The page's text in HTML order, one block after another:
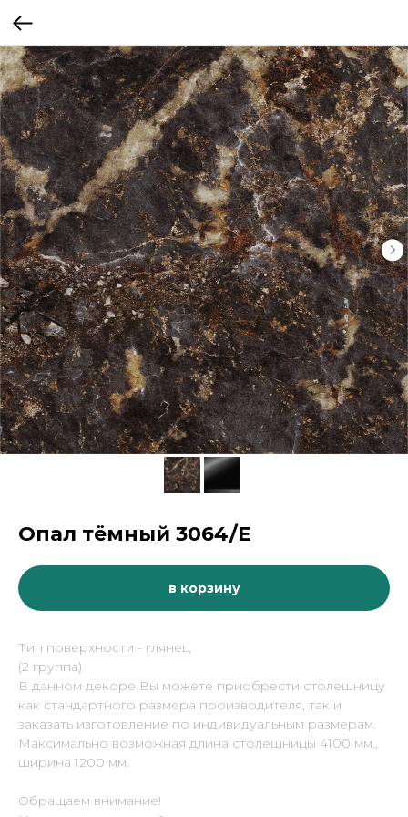
Опал тёмный 3064/Е
в корзину
Тип поверхности - глянец
(2 группа)
В данном декоре Вы можете приобрести столешницу
как стандартного размера производителя, так и
заказать изготовление по индивидуальным размерам.
Максимально возможная длина столешницы 4100 мм.,
ширина 1200 мм.
Обращаем внимание!